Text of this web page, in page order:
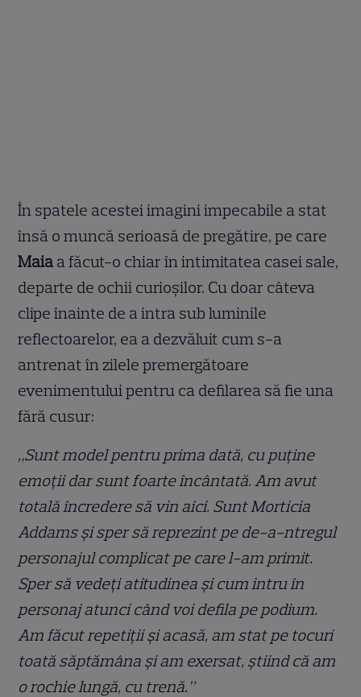
În spatele acestei imagini impecabile a stat
însă o muncă serioasă de pregătire, pe care
Maia a făcut-o chiar în intimitatea casei sale,
departe de ochii curioșilor. Cu doar câteva
clipe înainte de a intra sub luminile
reflectoarelor, ea a dezvăluit cum s-a
antrenat în zilele premergătoare
evenimentului pentru ca defilarea să fie una
fără cusur:
„Sunt model pentru prima dată, cu puține
emoții dar sunt foarte încântată. Am avut
totală încredere să vin aici. Sunt Morticia
Addams și sper să reprezint pe de-a-ntregul
personajul complicat pe care l-am primit.
Sper să vedeți atitudinea și cum intru în
personaj atunci când voi defila pe podium.
Am făcut repetiții și acasă, am stat pe tocuri
toată săptămâna și am exersat, știind că am
o rochie lungă, cu trenă.”